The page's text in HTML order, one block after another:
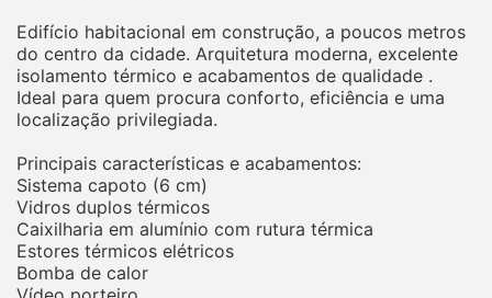
Edifício habitacional em construção, a poucos metros
do centro da cidade. Arquitetura moderna, excelente
isolamento térmico e acabamentos de qualidade .
Ideal para quem procura conforto, eficiência e uma
localização privilegiada.
Principais características e acabamentos:
Sistema capoto (6 cm)
Vidros duplos térmicos
Caixilharia em alumínio com rutura térmica
Estores térmicos elétricos
Bomba de calor